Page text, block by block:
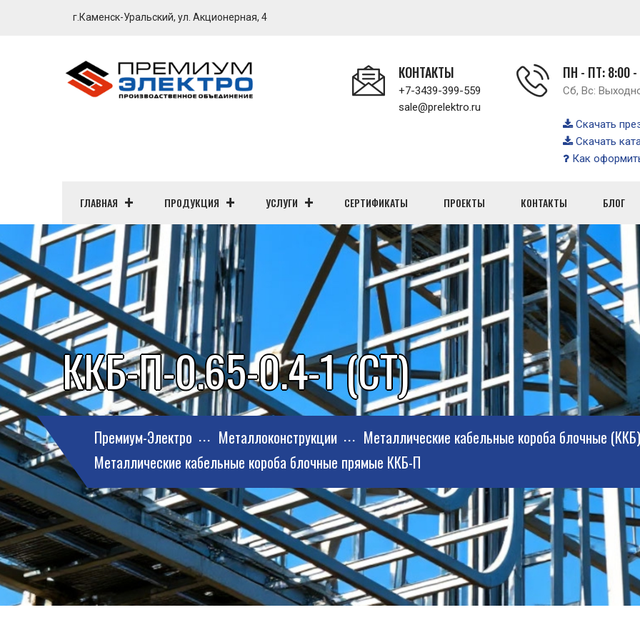
г.Каменск-Уральский, ул. Акционерная, 4
КОНТАКТЫ
+7-3439-399-559
sale@prelektro.ru
ПН - ПТ: 8:00 -
Сб, Вс:
Скачать
Скачать
Как
ГЛАВНАЯ ПРОДУКЦИЯ УСЛУГИ СЕРТИФИКАТЫ ПРОЕКТЫ КОНТАКТЫ БЛОГ
ККБ-П-0.65-0.4-1 (СТ)
Премиум-Электро Металлоконструкции
Металлические кабельные короба блочные (ККБ)
Металлические кабельные короба блочные прямые ККБ-П